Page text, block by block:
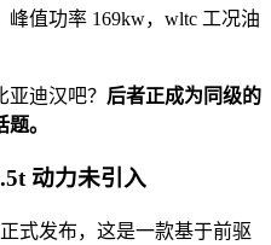
值功率 169kw，wltc 工况油
迪汉吧？ 后者正成为同级的
。
动力未引入
式发布，这是一款基于前驱